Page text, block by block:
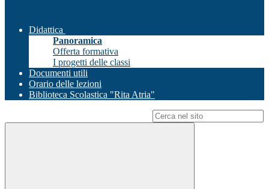
Didattica
Panoramica
Offerta formativa
I progetti delle classi
Documenti utili
Orario delle lezioni
Biblioteca Scolastica "Rita Atria"